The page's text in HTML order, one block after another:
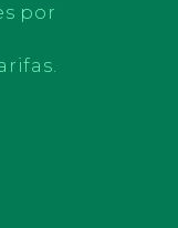
cuenta
cuenta
S.A.C.
por